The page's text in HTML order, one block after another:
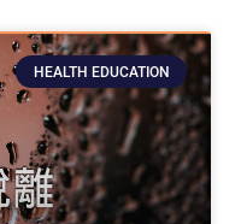
HEALTH EDUCATION